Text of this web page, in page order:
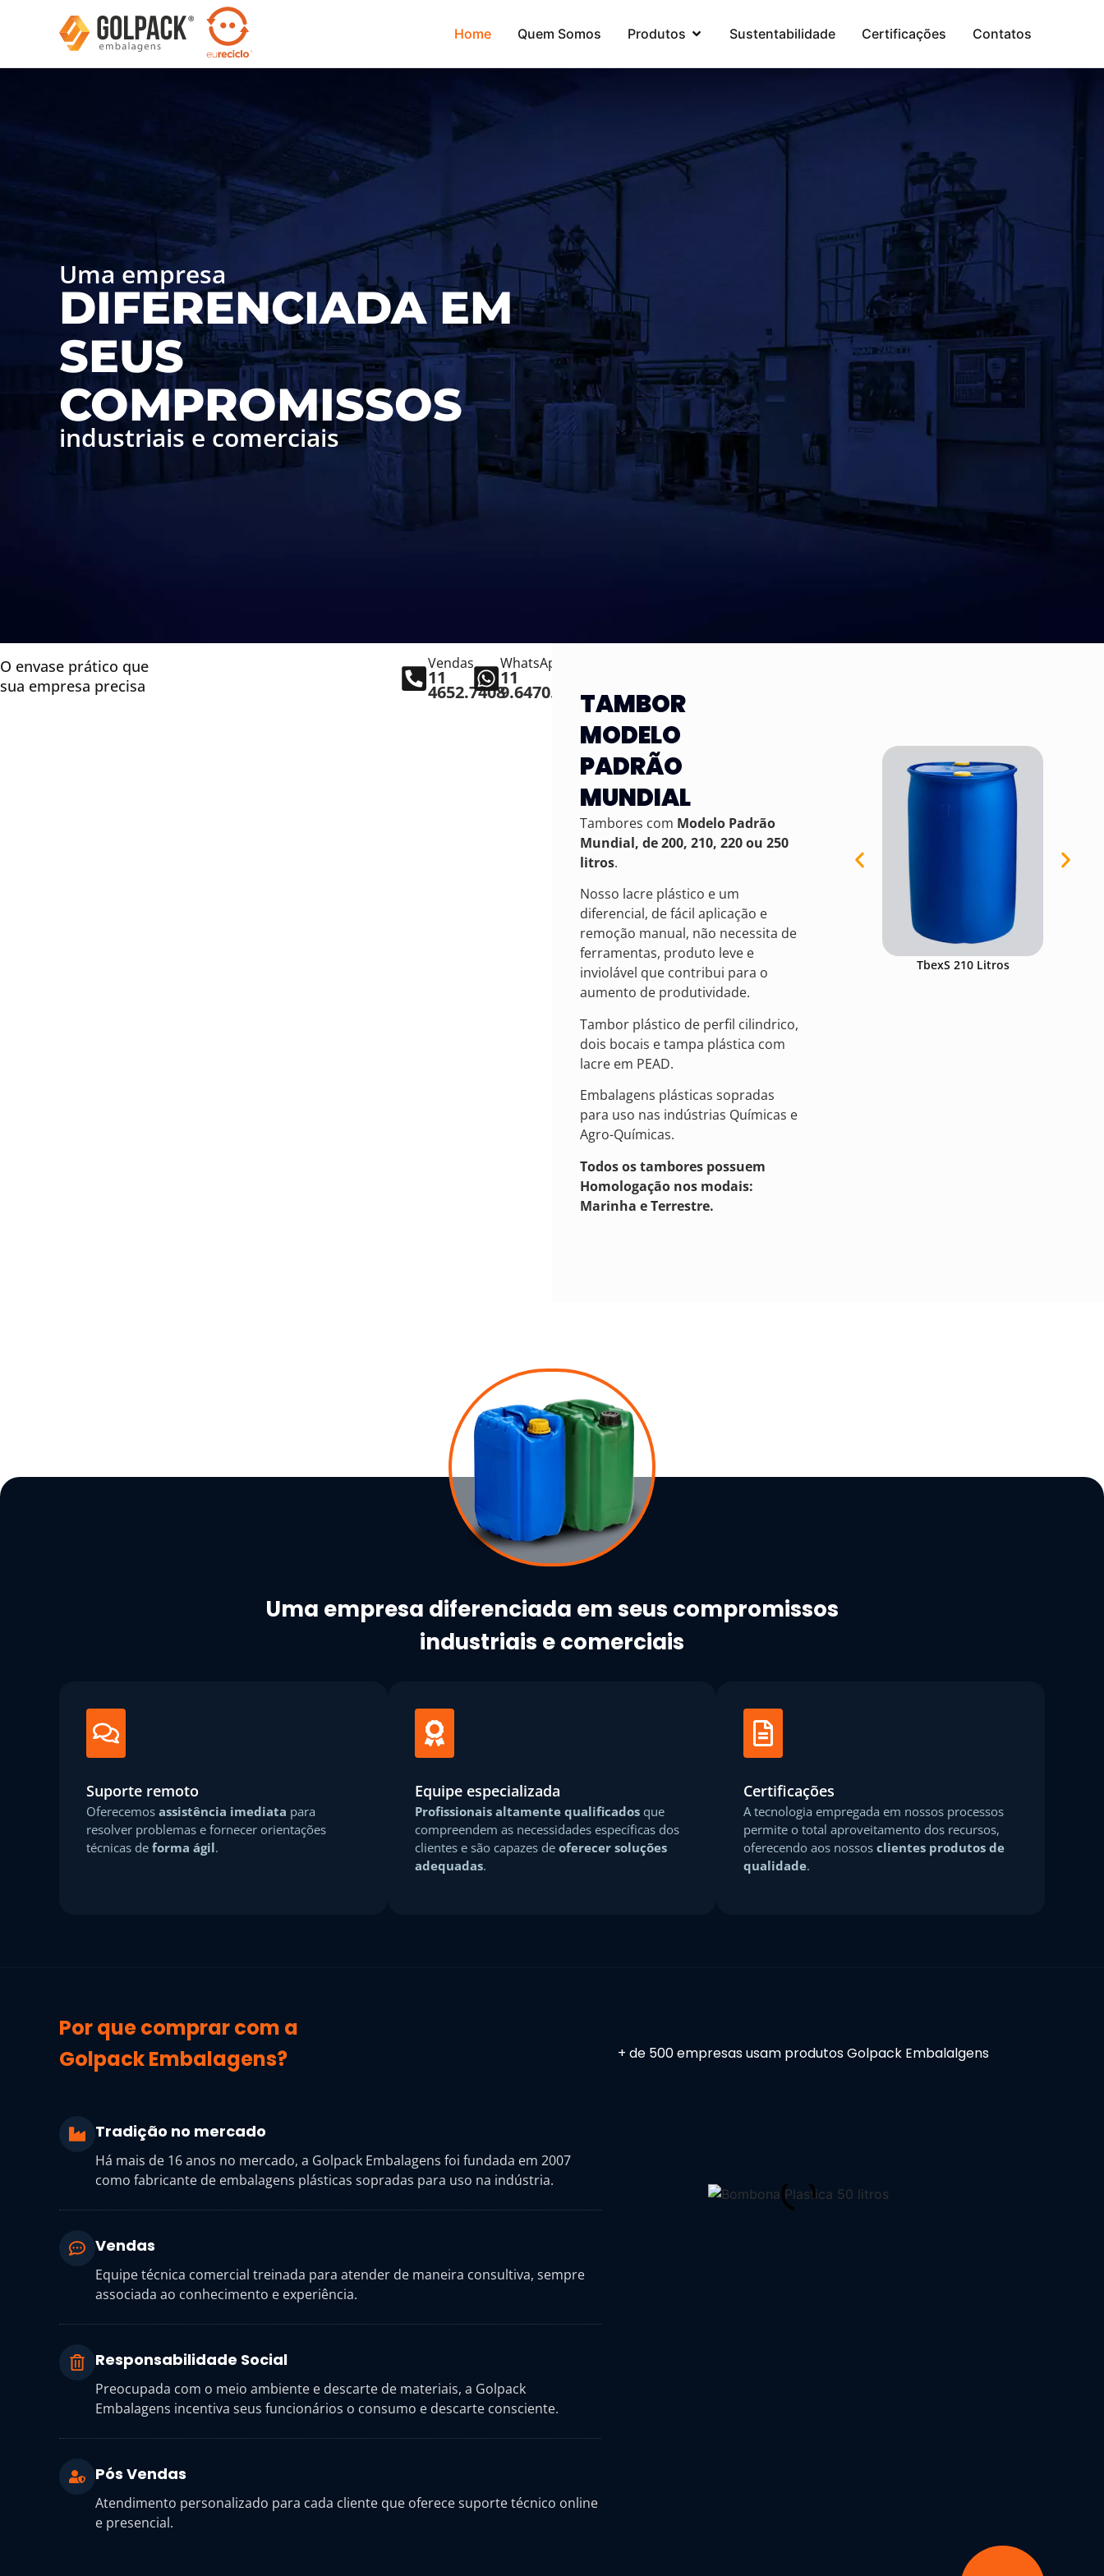
Home Quem Somos Produtos Sustentabilidade Certificações Contatos
Uma empresa
DIFERENCIADA EM
SEUS
COMPROMISSOS
industriais e comerciais
O envase prático que
sua empresa precisa
Vendas
11
4652.7408
WhatsApp
11
9.6470.3231TAMBOR
MODELO
PADRÃO
MUNDIAL
Tambores com Modelo Padrão
Mundial, de 200, 210, 220 ou 250
litros.
Nosso lacre plástico e um
diferencial, de fácil aplicação e
remoção manual, não necessita de
ferramentas, produto leve e
inviolável que contribui para o
aumento de produtividade.
Tambor plástico de perfil cilindrico,
dois bocais e tampa plástica com
lacre em PEAD.
Embalagens plásticas sopradas
para uso nas indústrias Químicas e
Agro-Químicas.
Todos os tambores possuem
Homologação nos modais:
Marinha e Terrestre.
TbexS 210 Litros
Uma empresa diferenciada em seus compromissos
industriais e comerciais
Suporte remoto
Oferecemos assistência imediata para
resolver problemas e fornecer orientações
técnicas de forma ágil.
Equipe especializada
Profissionais altamente qualificadosque
compreendem as necessidades específicas dos
clientes e são capazes de oferecer soluções
adequadas.
Certificações
A tecnologia empregada em nossos processos
permite o total aproveitamento dos recursos,
oferecendo aos nossos clientes produtos de
qualidade.
Por que comprar com a
Golpack Embalagens?
+ de 500 empresas usam produtos Golpack Embalalgens
Tradição no mercado
Há mais de 16 anos no mercado, a Golpack Embalagens foi fundada em 2007
como fabricante de embalagens plásticas sopradas para uso na indústria.
Vendas
Equipe técnica comercial treinada para atender de maneira consultiva, sempre
associada ao conhecimento e experiência.
Responsabilidade Social
Preocupada com o meio ambiente e descarte de materiais, a Golpack
Embalagens incentiva seus funcionários o consumo e descarte consciente.
Pós Vendas
Atendimento personalizado para cada cliente que oferece suporte técnico online
e presencial.